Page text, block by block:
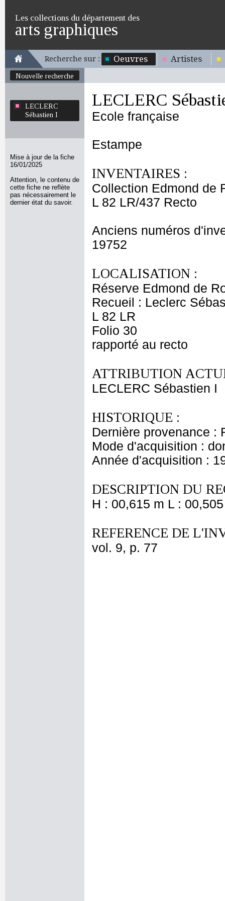
Les collections du département des
arts graphiques
Recherche sur : Oeuvres Artistes
Nouvelle recherche
LECLERC
Sébastien I
Mise à jour de la fiche
16/01/2025
Attention, le contenu de
cette fiche ne reflète
pas nécessairement le
dernier état du savoir.
LECLERC
Ecole française
Estampe
INVENTAIRES :
Collection Edmond de
L 82 LR/437 Recto
Anciens numéros
19752
LOCALISATION :
Réserve Edmond de
Recueil : Leclerc
L 82 LR
Folio 30
rapporté au recto
ATTRIBUTION
LECLERC Sébastien I
HISTORIQUE :
Dernière provenance :
Mode d'acquisition :
Année d'acquisition :
DESCRIPTION DU
H : 00,615 m L :
REFERENCE DE
vol. 9, p. 77